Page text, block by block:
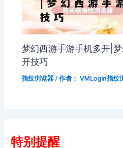
梦幻西游手游手机多开|
开技巧
指纹浏览器 / 作者： VMLogin指纹
特别提醒